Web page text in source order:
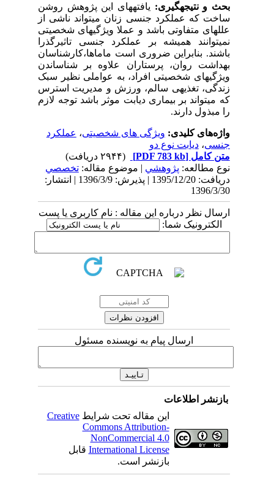
بحث و نتیجه­گیری:یافته­های این پژوهش روشن
ساخت که عملکرد جنسی زنان می­تواند ناشی از
علل­های متفاوتی باشد و عملا ویژگی­های شخصیتی
نمی­توانند همیشه بر عملکرد جنسی تاثیرگذرا
باشند. بنابراین ضروری است ماماها،کارشناسان
بهداشت روان، پرستاران علاوه بر شناساندن
ویژگی­های شخصیتی افراد، به عواملی نظیر سبک
زندگی، تغذیه­ی سالم، ورزش و مدیریت استرس
که می­تواند بر بیماری دیابت موثر باشد توجه لازم
را مبذول دارند.
واژه‌های کلیدی:ویژگی های شخصیتی،عملکرد
جنسی،دیابت نوع دو
متن کامل[PDF 783 kb]
نوع مطالعه:پژوهشي| موضوع مقاله:تخصصي
دریافت: 1395/12/20 | پذیرش: 1396/3/9 | انتشار:
1396/3/30
ارسال نظر درباره این مقاله : نام کاربری یا پست
الکترونیک شما:
ارسال پیام به نویسنده مسئول
بازنشر اطلاعات
این مقاله تحت شرایطCreative
Commons Attribution-
NonCommercial 4.0
International Licenseقابل
بازنشر است.